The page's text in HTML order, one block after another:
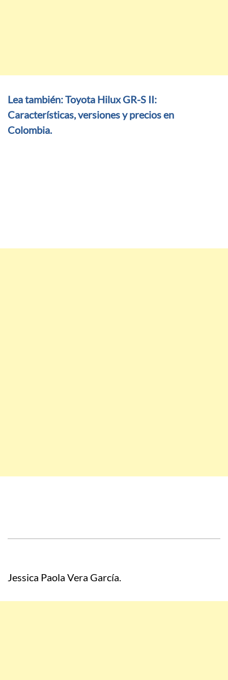
Lea también: Toyota Hilux GR-S II:
Características, versiones y precios en
Colombia.
Jessica Paola Vera García.